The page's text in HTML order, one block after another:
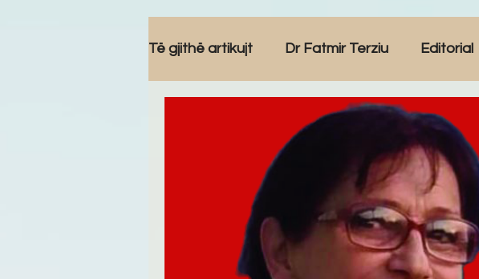
Të gjithë artikujt Dr Fatmir Terziu Editorial
Reportazh Studime
Novela Romane English